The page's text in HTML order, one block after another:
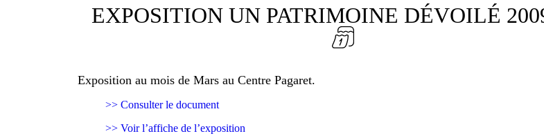
EXPOSITION UN PATRIMOINE DÉVOILÉ
Exposition au mois de Mars au Centre Pagaret.
>> Consulter le document
>> Voir l’affiche de l’exposition